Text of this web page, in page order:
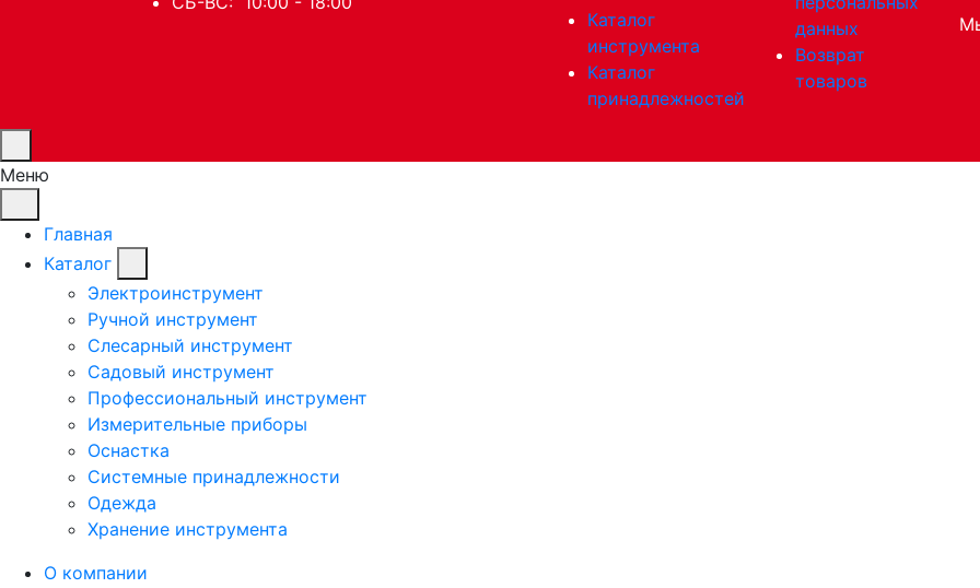
Каталог
инструмента
Каталог
принадлежностей
данных
Возврат
товаров
Меню
Главная
Каталог
Электроинструмент
Ручной инструмент
Слесарный инструмент
Садовый инструмент
Профессиональный инструмент
Измерительные приборы
Оснастка
Системные принадлежности
Одежда
Хранение инструмента
О компании